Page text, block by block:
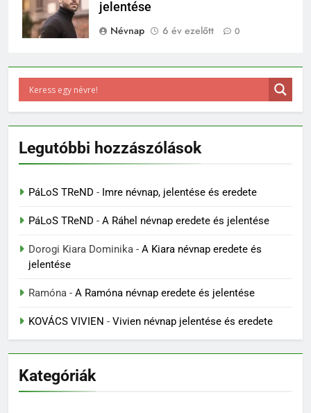
jelentése
Névnap
6 év ezelőtt 0
Legutóbbi hozzászólások
PáLoS TReND - Imre névnap, jelentése és eredete
PáLoS TReND - A Ráhel névnap eredete és jelentése
Dorogi Kiara Dominika - A Kiara névnap eredete és
jelentése
Ramóna - A Ramóna névnap eredete és jelentése
KOVÁCS VIVIEN - Vivien névnap jelentése és eredete
Kategóriák